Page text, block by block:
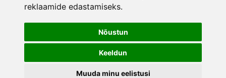
reklaamide edastamiseks.
Nõustun
Keeldun
Muuda minu eelistusi